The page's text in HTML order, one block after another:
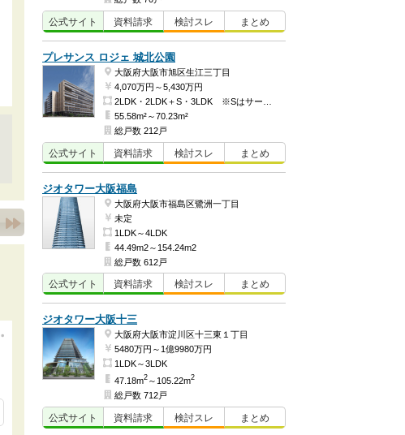
公式サイト 資料請求 検討スレ まとめ
プレサンス ロジェ 城北公園
大阪府大阪市旭区生江三丁目
4,070万円～5,430万円
55.58m²～70.23m²
総戸数 212戸
公式サイト 資料請求 検討スレ まとめ
ジオタワー大阪福島
大阪府大阪市福島区鷺洲一丁目
未定
1LDK～4LDK
44.49m2～154.24m2
総戸数 612戸
公式サイト 資料請求 検討スレ まとめ
ジオタワー大阪十三
大阪府大阪市淀川区十三東１丁目
5480万円～1億9980万円
1LDK～3LDK
47.18m2 ～105.22m2
総戸数 712戸
公式サイト 資料請求 検討スレ まとめ